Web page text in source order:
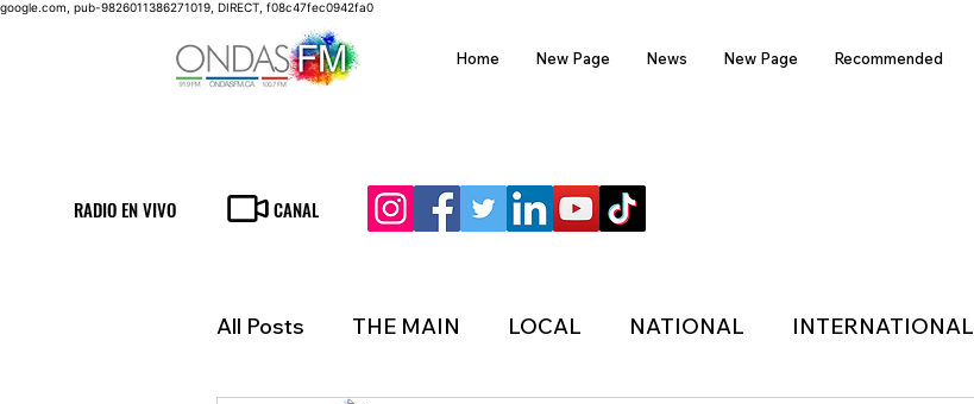
google.com, pub-9826011386271019, DIRECT, f08c47fec0942fa0
Home New Page News New Page Recommended
RADIO EN VIVO CANAL
All Posts THE MAIN LOCAL NATIONAL INTERNATIONAL